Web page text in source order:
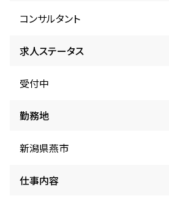
コンサルタント
求人ステータス
受付中
勤務地
新潟県燕市
仕事内容